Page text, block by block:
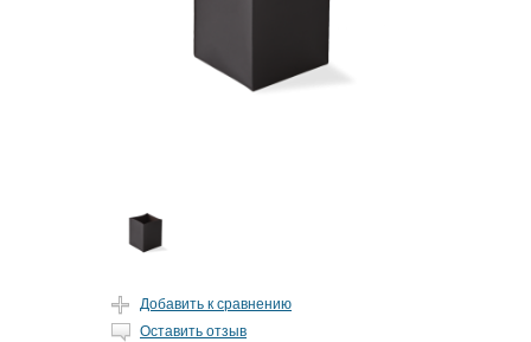
Добавить к сравнению
Оставить отзыв